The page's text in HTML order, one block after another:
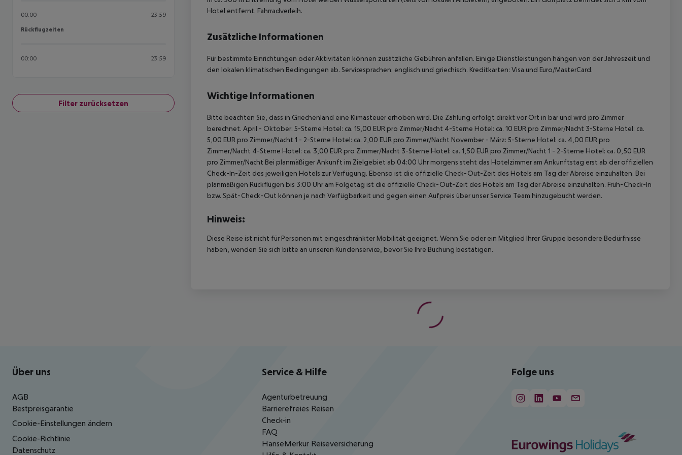
00:00 23:59
Rückflugzeiten
Rückflugzeiten
00:00 23:59
Filter zurücksetzen
Hotel entfernt. Fahrradverleih.
Zusätzliche Informationen
Für bestimmte Einrichtungen oder Aktivitäten können zusätzliche Gebühren anfallen. Einige Dienstleistungen hängen von der Jahreszeit und
den lokalen klimatischen Bedingungen ab. Servicesprachen: englisch und griechisch. Kreditkarten: Visa und Euro/MasterCard.
Wichtige Informationen
Bitte beachten Sie, dass in Griechenland eine Klimasteuer erhoben wird. Die Zahlung erfolgt direkt vor Ort in bar und wird pro Zimmer
berechnet. April - Oktober: 5-Sterne Hotel: ca. 15,00 EUR pro Zimmer/Nacht 4-Sterne Hotel: ca. 10 EUR pro Zimmer/Nacht 3-Sterne Hotel: ca.
5,00 EUR pro Zimmer/Nacht 1 - 2-Sterne Hotel: ca. 2,00 EUR pro Zimmer/Nacht November - März: 5-Sterne Hotel: ca. 4,00 EUR pro
Zimmer/Nacht 4-Sterne Hotel: ca. 3,00 EUR pro Zimmer/Nacht 3-Sterne Hotel: ca. 1,50 EUR pro Zimmer/Nacht 1 - 2-Sterne Hotel: ca. 0,50 EUR
pro Zimmer/Nacht Bei planmäßiger Ankunft im Zielgebiet ab 04:00 Uhr morgens steht das Hotelzimmer am Ankunftstag erst ab der offiziellen
Check-In-Zeit des jeweiligen Hotels zur Verfügung. Ebenso ist die offizielle Check-Out-Zeit des Hotels am Tag der Abreise einzuhalten. Bei
planmäßigen Rückflügen bis 3:00 Uhr am Folgetag ist die offizielle Check-Out-Zeit des Hotels am Tag der Abreise einzuhalten. Früh-Check-In
bzw. Spät-Check-Out können je nach Verfügbarkeit und gegen einen Aufpreis über unser Service Team hinzugebucht werden.
Hinweis:
Diese Reise ist nicht für Personen mit eingeschränkter Mobilität geeignet. Wenn Sie oder ein Mitglied Ihrer Gruppe besondere Bedürfnisse
haben, wenden Sie sich bitte an unseren Kundenservice, bevor Sie Ihre Buchung bestätigen.
Footer navigation
Über uns
AGB
Bestpreisgarantie
Cookie-Einstellungen ändern
Cookie-Richtlinie
Datenschutz
Service & Hilfe
Agenturbetreuung
Barrierefreies Reisen
Check-in
FAQ
HanseMerkur Reiseversicherung
Folge uns